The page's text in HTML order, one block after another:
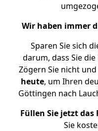
Wir haben immer
Sparen Sie sich
darum, dass Sie
Zögern Sie nicht und
heute, um Ihren
Göttingen nach
Füllen Sie jetzt
Sie